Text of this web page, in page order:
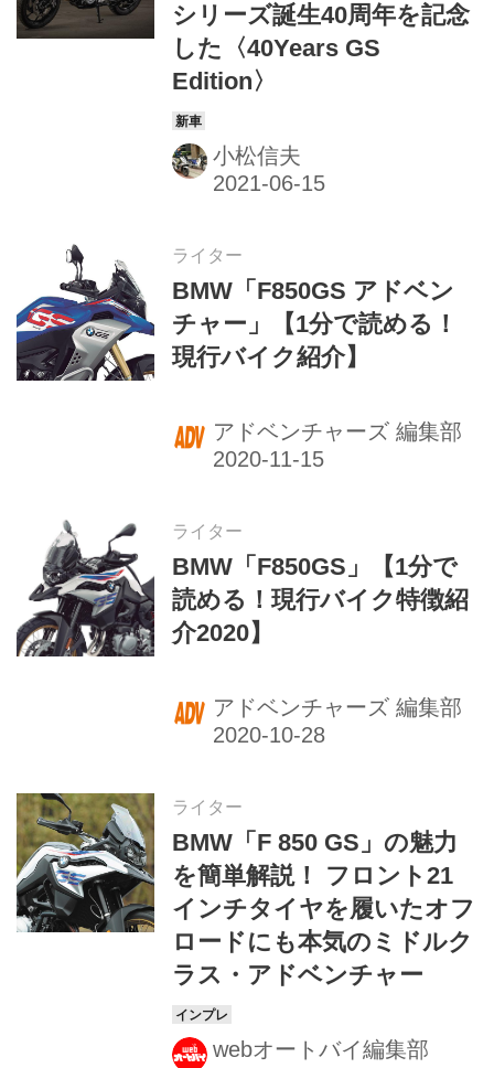
シリーズ誕生40周年を記念
した〈40Years GS
Edition〉
小松信夫
ライター
BMW「F850GS アドベン
チャー」【1分で読める！
現行バイク紹介】
アドベンチャーズ 編集部
ライター
BMW「F850GS」【1分で
読める！現行バイク特徴紹
介2020】
アドベンチャーズ 編集部
ライター
BMW「F 850 GS」の魅力
を簡単解説！ フロント21
インチタイヤを履いたオフ
ロードにも本気のミドルク
ラス・アドベンチャー
webオートバイ編集部